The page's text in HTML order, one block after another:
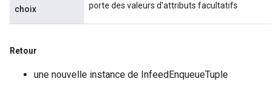
choix porte des valeurs d'attributs facultatifs
Retour
une nouvelle instance de InfeedEnqueueTuple